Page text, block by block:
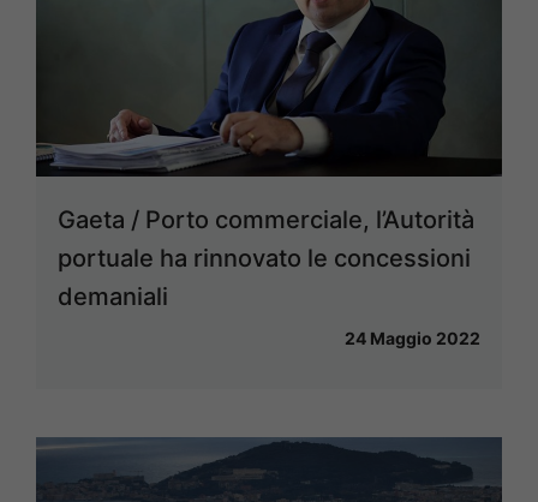
Gaeta / Porto commerciale, l’Autorità
portuale ha rinnovato le concessioni
demaniali
24 Maggio 2022